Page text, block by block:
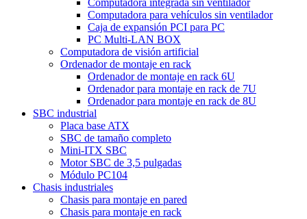
Computadora integrada sin ventilador
Computadora para vehículos sin ventilador
Caja de expansión PCI para PC
PC Multi-LAN BOX
Computadora de visión artificial
Ordenador de montaje en rack
Ordenador de montaje en rack 6U
Ordenador para montaje en rack de 7U
Ordenador para montaje en rack de 8U
SBC industrial
Placa base ATX
SBC de tamaño completo
Mini-ITX SBC
Motor SBC de 3,5 pulgadas
Módulo PC104
Chasis industriales
Chasis para montaje en pared
Chasis para montaje en rack